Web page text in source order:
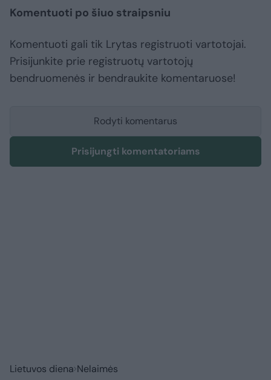
Komentuoti po šiuo straipsniu
Komentuoti gali tik Lrytas registruoti vartotojai.
Prisijunkite prie registruotų vartotojų
bendruomenės ir bendraukite komentaruose!
Rodyti komentarus
Prisijungti komentatoriams
Lietuvos diena Nelaimės